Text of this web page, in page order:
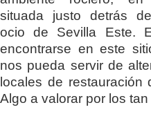
situada justo detrás
ocio de Sevilla Este.
encontrarse en este
nos pueda servir de
locales de
Algo a valorar por los